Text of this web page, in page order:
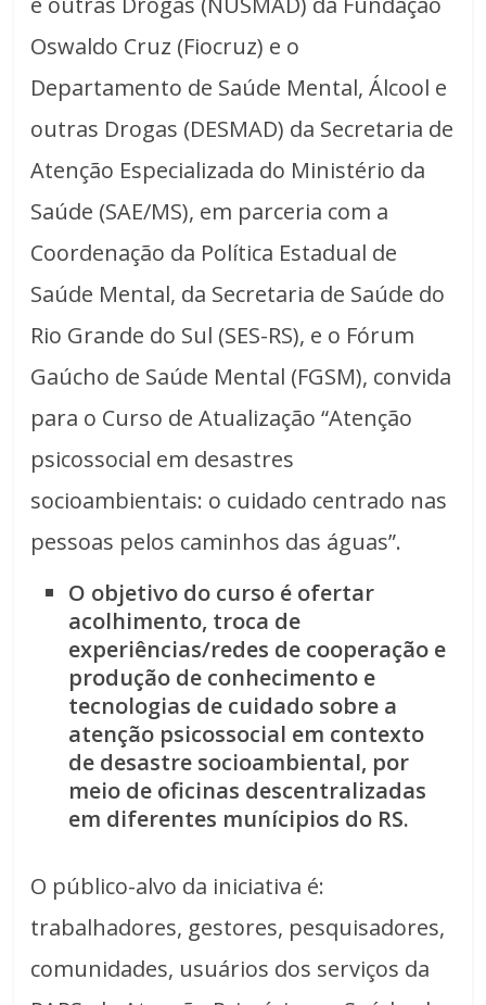
Oswaldo Cruz (Fiocruz) e o
Departamento de Saúde Mental, Álcool e
outras Drogas (DESMAD) da Secretaria de
Atenção Especializada do Ministério da
Saúde (SAE/MS), em parceria com a
Coordenação da Política Estadual de
Saúde Mental, da Secretaria de Saúde do
Rio Grande do Sul (SES-RS), e o Fórum
Gaúcho de Saúde Mental (FGSM), convida
para o Curso de Atualização “Atenção
psicossocial em desastres
socioambientais: o cuidado centrado nas
pessoas pelos caminhos das águas”.
O objetivo do curso é ofertar
acolhimento, troca de
experiências/redes de cooperação e
produção de conhecimento e
tecnologias de cuidado sobre a
atenção psicossocial em contexto
de desastre socioambiental, por
meio de oficinas descentralizadas
em diferentes munícipios do RS.
O público-alvo da iniciativa é:
trabalhadores, gestores, pesquisadores,
comunidades, usuários dos serviços da